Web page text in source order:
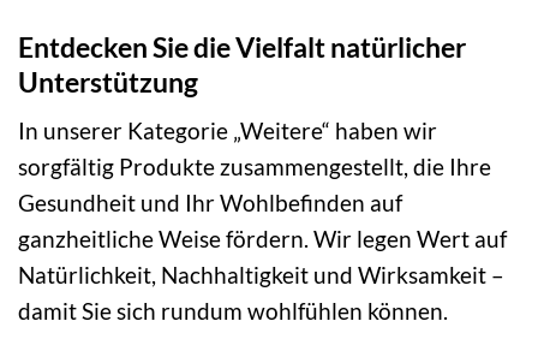
Entdecken Sie die Vielfalt natürlicher
Unterstützung
In unserer Kategorie „Weitere“ haben wir
sorgfältig Produkte zusammengestellt, die Ihre
Gesundheit und Ihr Wohlbefinden auf
ganzheitliche Weise fördern. Wir legen Wert auf
Natürlichkeit, Nachhaltigkeit und Wirksamkeit –
damit Sie sich rundum wohlfühlen können.